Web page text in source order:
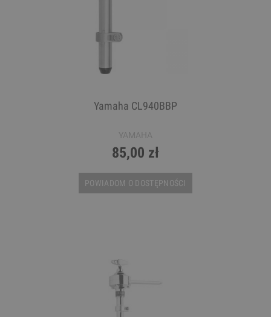
Yamaha CL940BBP
YAMAHA
85,00 zł
POWIADOM O DOSTĘPNOŚCI